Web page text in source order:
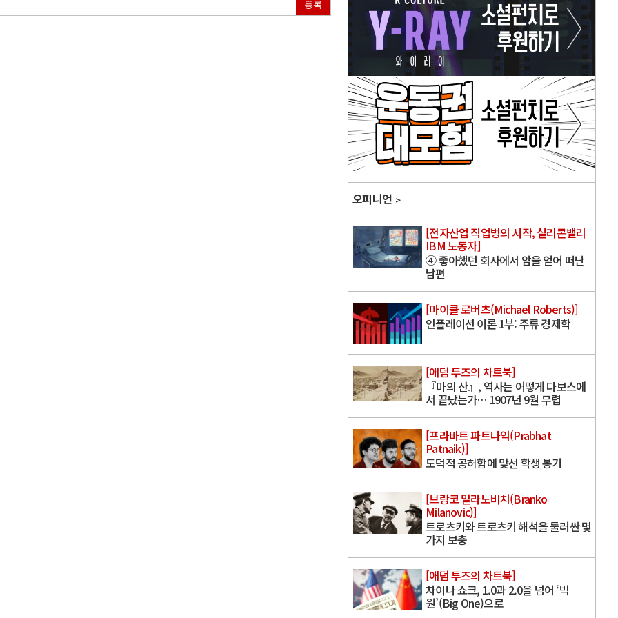
등록
오피니언
[전자산업 직업병의 시작, 실리콘밸리
IBM 노동자]
④ 좋아했던 회사에서 암을 얻어 떠난
남편
[마이클 로버츠(Michael Roberts)]
인플레이션 이론 1부: 주류 경제학
[애덤 투즈의 차트북]
『마의 산』, 역사는 어떻게 다보스에
서 끝났는가… 1907년 9월 무렵
[프라바트 파트나익(Prabhat
Patnaik)]
도덕적 공허함에 맞선 학생 봉기
[브랑코 밀라노비치(Branko
Milanovic)]
트로츠키와 트로츠키 해석을 둘러싼 몇
가지 보충
[애덤 투즈의 차트북]
차이나 쇼크, 1.0과 2.0을 넘어 ‘빅
원’(Big One)으로